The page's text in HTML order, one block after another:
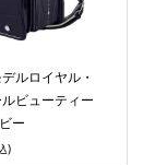
ルロイヤル・
ビューティー
ー
)